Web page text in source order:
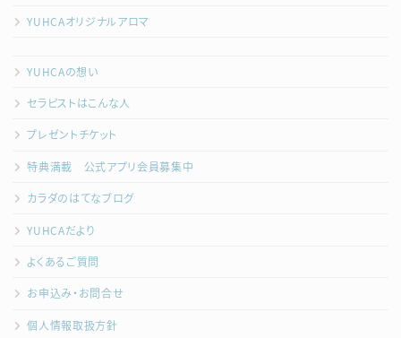
YUHCAオリジナルアロマ
YUHCAの想い
セラピストはこんな人
プレゼントチケット
特典満載 公式アプリ会員募集中
カラダのはてなブログ
YUHCAだより
よくあるご質問
お申込み・お問合せ
個人情報取扱方針